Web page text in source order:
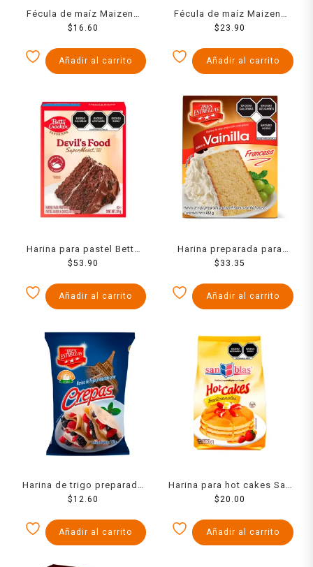
Fécula de maíz Maizena
natural regular 95 g
$16.60
Añadir al carrito
Fécula de maíz Maizena
natural regular 160 g
$ 23.90
Añadir al carrito
Harina para pastel Betty
Crocker sabor chocolate
$53.90
Añadir al carrito
Harina preparada para
pastel Tres Estrellas sabor
$ 33.35
Añadir al carrito
Harina de trigo preparada
Tres Estrellas para crepas
$12.60
Añadir al carrito
Harina para hot cakes San
Blas tradicionales 500 g
$20.00
Añadir al carrito